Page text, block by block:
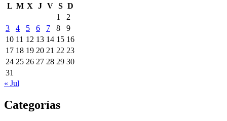
L M X J V S D
1
2
3
4 5 6 7 8
9
10 11 12 13 14 15 16
17 18 19 20 21 22 23
24 25 26 27 28 29 30
31
« Jul
Categorías